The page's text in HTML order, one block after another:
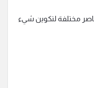
مختلفة لتكوين شيء